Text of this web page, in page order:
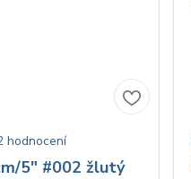
hodnocení
5" #002 žlutý